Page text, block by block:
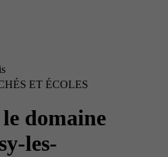
ET ÉCOLES
domaine
les-